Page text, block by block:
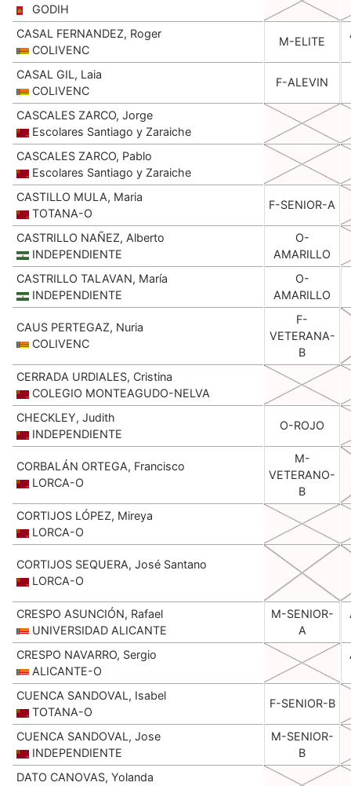
GODIH
CASAL FERNANDEZ, Roger
COLIVENC
M-ELITE
CASAL GIL, Laia
COLIVENC
F-ALEVIN
CASCALES ZARCO, Jorge
Escolares Santiago y Zaraiche
CASCALES ZARCO, Pablo
Escolares Santiago y Zaraiche
CASTILLO MULA, Maria
TOTANA-O
F-SENIOR-A
CASTRILLO NAÑEZ, Alberto
INDEPENDIENTE
O-
AMARILLO
CASTRILLO TALAVAN, María
INDEPENDIENTE
O-
AMARILLO
CAUS PERTEGAZ, Nuria
COLIVENC
F-
VETERANA-
B
CERRADA URDIALES, Cristina
COLEGIO MONTEAGUDO-NELVA
CHECKLEY, Judith
INDEPENDIENTE
O-ROJO
CORBALÁN ORTEGA, Francisco
LORCA-O
M-
VETERANO-
B
CORTIJOS LÓPEZ, Mireya
LORCA-O
CORTIJOS SEQUERA, José Santano
LORCA-O
CRESPO ASUNCIÓN, Rafael
UNIVERSIDAD ALICANTE
M-SENIOR-
A
CRESPO NAVARRO, Sergio
ALICANTE-O
CUENCA SANDOVAL, Isabel
TOTANA-O
F-SENIOR-B
CUENCA SANDOVAL, Jose
INDEPENDIENTE
M-SENIOR-
B
DATO CANOVAS, Yolanda